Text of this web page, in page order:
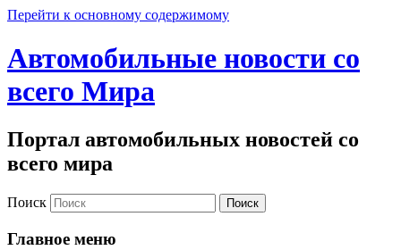
Перейти к основному содержимому
Автомобильные новости со
всего Мира
Портал автомобильных новостей со
всего мира
Поиск
Главное меню